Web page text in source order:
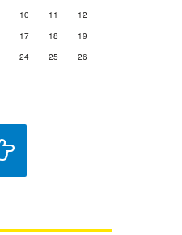
10 11
12
17 18
19
24 25
26